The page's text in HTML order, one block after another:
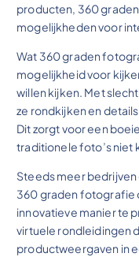
producten, 360
mogelijkheden voor
Wat 360 graden
mogelijkheid voor
willen kijken. Met
ze rondkijken en
Dit zorgt voor een
traditionele foto’s niet
Steeds meer
360 graden fotografie
innovatieve manier te
virtuele rondleidingen
productweergaven in